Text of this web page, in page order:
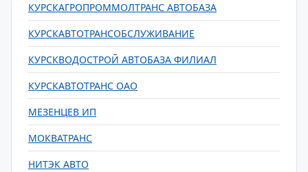
КУРСКАГРОПРОММОЛТРАНС АВТОБАЗА
КУРСКАВТОТРАНСОБСЛУЖИВАНИЕ
КУРСКВОДОСТРОЙ АВТОБАЗА ФИЛИАЛ
КУРСКАВТОТРАНС ОАО
МЕЗЕНЦЕВ ИП
МОКВАТРАНС
НИТЭК АВТО